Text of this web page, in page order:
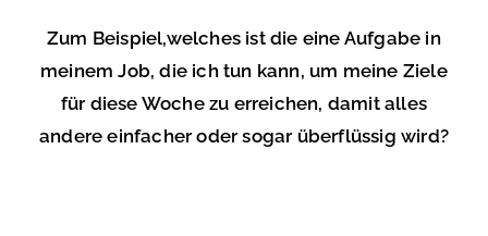
Zum Beispiel,welches ist die eine Aufgabe in
meinem Job, die ich tun kann, um meine Ziele
für diese Woche zu erreichen, damit alles
andere einfacher oder sogar überflüssig wird?